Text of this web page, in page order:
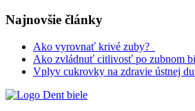
Najnovšie články
Ako vyrovnať krivé zuby?
Ako zvládnuť citlivosť po zubnom
Vplyv cukrovky na zdravie ústnej